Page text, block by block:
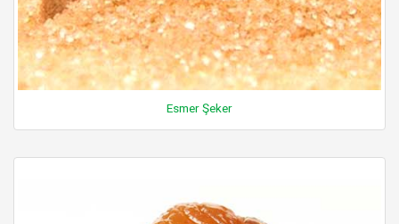
Esmer Şeker